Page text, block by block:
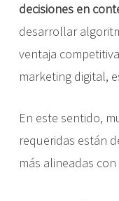
decisiones en
desarrollar
ventaja
marketing digital,
En este sentido,
requeridas están
más alineadas